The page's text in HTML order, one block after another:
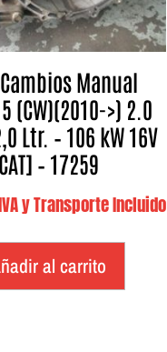
Manual
(CW)(2010->) 2.0
Ltr. – 106 kW 16V
CAT] – 17259
y Transporte Incluido
al carrito